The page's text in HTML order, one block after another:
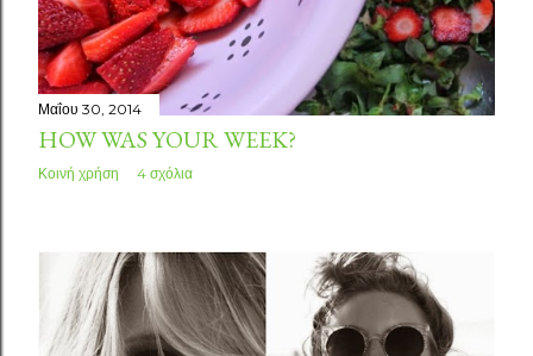
σ
ε
ι
ς
Μαΐου 30, 2014
HOW WAS YOUR WEEK?
Κοινή χρήση 4 σχόλια